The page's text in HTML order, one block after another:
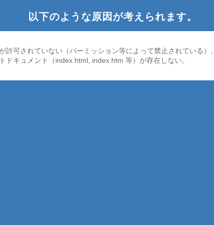
以下のような原因が考えられます。
許可されていない（パーミッション等によって禁止されている）。
ドキュメント（index.html, index.htm 等）が存在しない。